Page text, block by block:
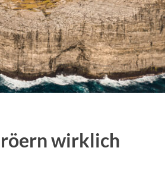
wirklich